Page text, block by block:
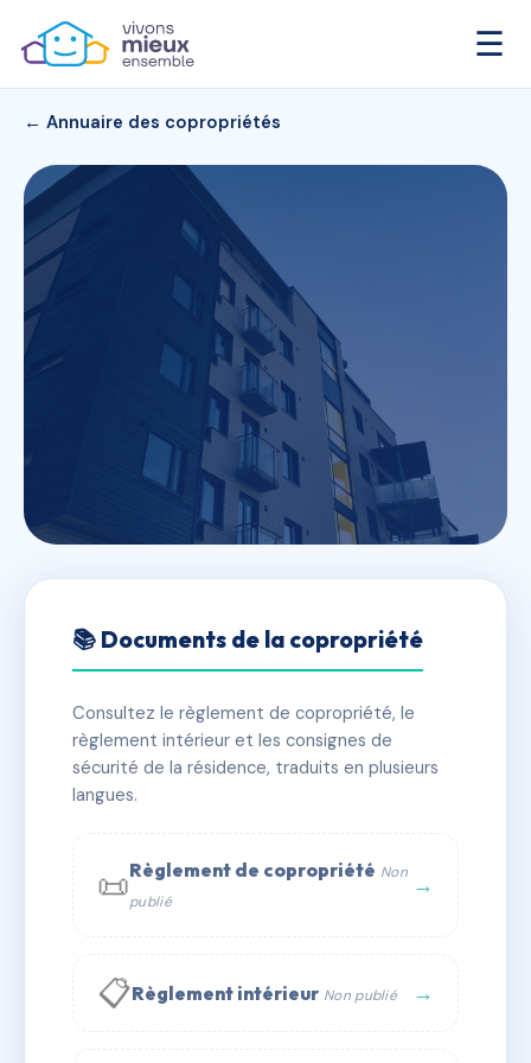
☰
← Annuaire des copropriétés
23 rue Saint Philippe
✓ Immatriculée 🏠 12 lots 🏗 1 bâtiment(s)
📞 Contacter Syndic Digital
📚 Documents de la copropriété
Consultez le règlement de copropriété, le
règlement intérieur et les consignes de
sécurité de la résidence, traduits en plusieurs
langues.
📜Règlement de copropriété Non
publié
→
📋Règlement intérieur Non publié →